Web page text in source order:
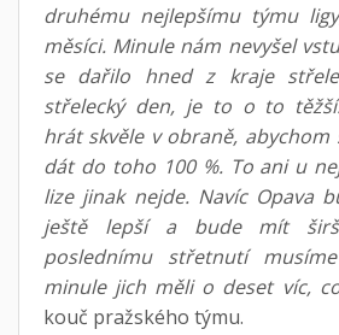
druhému nejlepšímu týmu
měsíci. Minule nám nevyšel
se dařilo hned z kraje
střelecký den, je to o to
hrát skvěle v obraně, abychom
dát do toho 100 %. To ani u
lize jinak nejde. Navíc Opava
ještě lepší a bude mít
poslednímu střetnutí
minule jich měli o deset víc,
kouč pražského týmu.